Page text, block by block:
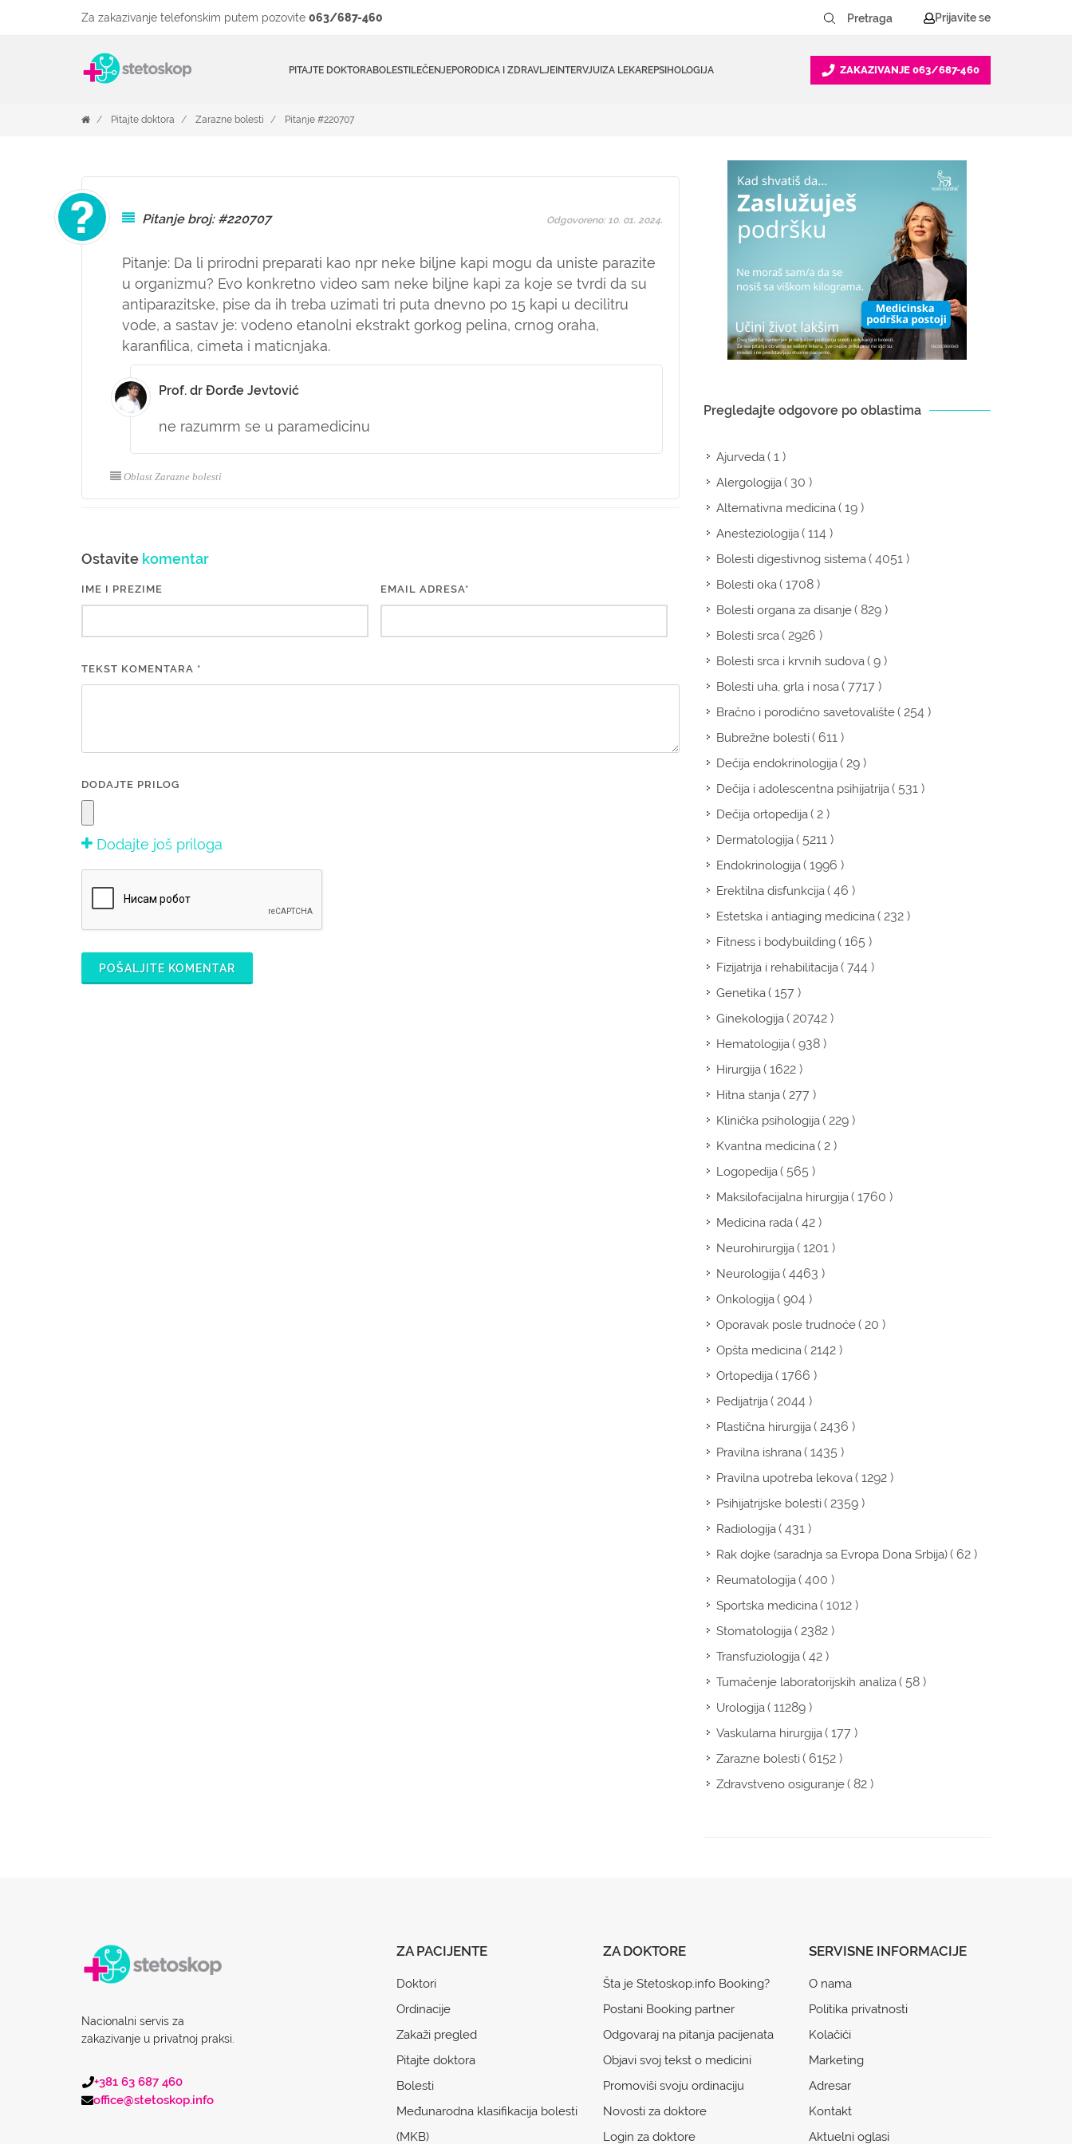
Za zakazivanje telefonskim putem pozovite 063/687-460 Prijavite se
PITAJTE DOKTORABOLESTILEČENJEPORODICA I ZDRAVLJEINTERVJUIZA LEKAREPSIHOLOGIJA ZAKAZIVANJE 063/687-460
Pitajte doktora Zarazne bolesti Pitanje #220707
Pitanje broj: #220707
Pitanje: Da li prirodni preparati kao npr neke biljne kapi mogu da uniste parazite
u organizmu? Evo konkretno video sam neke biljne kapi za koje se tvrdi da su
antiparazitske, pise da ih treba uzimati tri puta dnevno po 15 kapi u decilitru
vode, a sastav je: vodeno etanolni ekstrakt gorkog pelina, crnog oraha,
karanfilica, cimeta i maticnjaka.
Odgovoreno: 10. 01. 2024.
Prof. dr Đorđe Jevtović
ne razumrm se u paramedicinu
Oblast Zarazne bolesti
Ostavite komentar
IME I PREZIME EMAIL ADRESA*
TEKST KOMENTARA *
DODAJTE PRILOG
Dodajte još priloga
POŠALJITE KOMENTAR
Pregledajte odgovore po oblastima
Ajurveda( 1 )
Alergologija( 30 )
Alternativna medicina( 19 )
Anesteziologija( 114 )
Bolesti digestivnog sistema( 4051 )
Bolesti oka( 1708 )
Bolesti organa za disanje( 829 )
Bolesti srca( 2926 )
Bolesti srca i krvnih sudova( 9 )
Bolesti uha, grla i nosa( 7717 )
Bračno i porodično savetovalište( 254 )
Bubrežne bolesti( 611 )
Dečija endokrinologija( 29 )
Dečija i adolescentna psihijatrija( 531 )
Dečija ortopedija( 2 )
Dermatologija( 5211 )
Endokrinologija( 1996 )
Erektilna disfunkcija( 46 )
Estetska i antiaging medicina( 232 )
Fitness i bodybuilding( 165 )
Fizijatrija i rehabilitacija( 744 )
Genetika( 157 )
Ginekologija( 20742 )
Hematologija( 938 )
Hirurgija( 1622 )
Hitna stanja( 277 )
Klinička psihologija( 229 )
Kvantna medicina( 2 )
Logopedija( 565 )
Maksilofacijalna hirurgija( 1760 )
Medicina rada( 42 )
Neurohirurgija( 1201 )
Neurologija( 4463 )
Onkologija( 904 )
Oporavak posle trudnoće( 20 )
Opšta medicina( 2142 )
Ortopedija( 1766 )
Pedijatrija( 2044 )
Plastična hirurgija( 2436 )
Pravilna ishrana( 1435 )
Pravilna upotreba lekova( 1292 )
Psihijatrijske bolesti( 2359 )
Radiologija( 431 )
Rak dojke (saradnja sa Evropa Dona Srbija)( 62 )
Reumatologija( 400 )
Sportska medicina( 1012 )
Stomatologija( 2382 )
Transfuziologija( 42 )
Tumačenje laboratorijskih analiza( 58 )
Urologija( 11289 )
Vaskularna hirurgija( 177 )
Zarazne bolesti( 6152 )
Zdravstveno osiguranje( 82 )
Nacionalni servis za
zakazivanje u privatnoj praksi.
+381 63 687 460
office@stetoskop.info
ZA PACIJENTE
Doktori
Ordinacije
Zakaži pregled
Pitajte doktora
Bolesti
Međunarodna klasifikacija bolesti
(MKB)
ZA DOKTORE
Šta je Stetoskop.info Booking?
Postani Booking partner
Odgovaraj na pitanja pacijenata
Objavi svoj tekst o medicini
Promoviši svoju ordinaciju
Novosti za doktore
Login za doktore
SERVISNE INFORMACIJE
O nama
Politika privatnosti
Kolačići
Marketing
Adresar
Kontakt
Aktuelni oglasi